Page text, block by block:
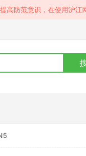
防范意识，在使用沪江